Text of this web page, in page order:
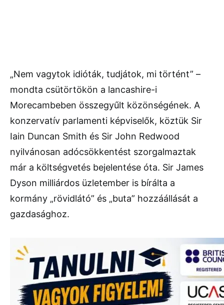
„Nem vagytok idióták, tudjátok, mi történt” –
mondta csütörtökön a lancashire-i
Morecambeben összegyűlt közönségének. A
konzervatív parlamenti képviselők, köztük Sir
Iain Duncan Smith és Sir John Redwood
nyilvánosan adócsökkentést szorgalmaztak
már a költségvetés bejelentése óta. Sir James
Dyson milliárdos üzletember is bírálta a
kormány „rövidlátó” és „buta” hozzáállását a
gazdasághoz.